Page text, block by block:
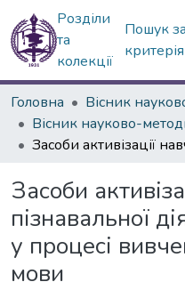
Розділи
та
колекції
Пошук за
Головна
Засоби
пізнавальної
у процесі
мови